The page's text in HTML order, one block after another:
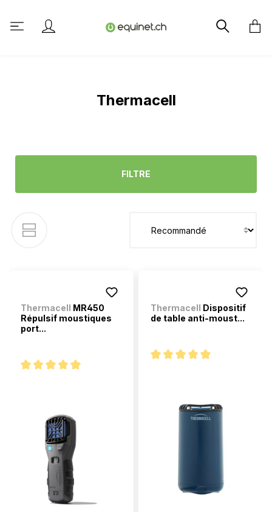
Thermacell
FILTRE
Thermacell MR450
Répulsif moustiques
port...
Thermacell Dispositif
de table anti-moust...